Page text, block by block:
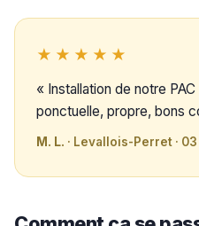
★★★★★
« Installation de notre
ponctuelle, propre, bons
M. L. · Levallois-Perret · 03